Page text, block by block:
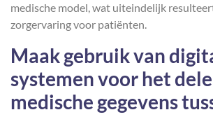
medische model, wat uiteindelijk
zorgervaring voor patiënten.
Maak gebruik van
systemen voor het
medische gegevens